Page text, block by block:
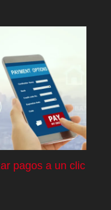
pagos a un clic